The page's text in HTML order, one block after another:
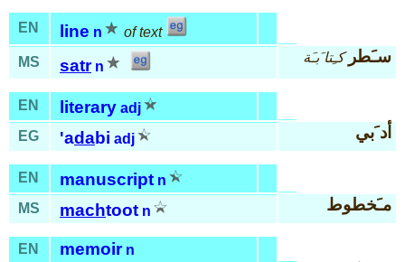
EN line n
of text
MS
satr n
سـَطر كـِتا َبـَة
EN literary adj
EG
'adabi adj أد َبي
EN manuscript n
MS
machtoot n مـَخطوط
EN memoir n